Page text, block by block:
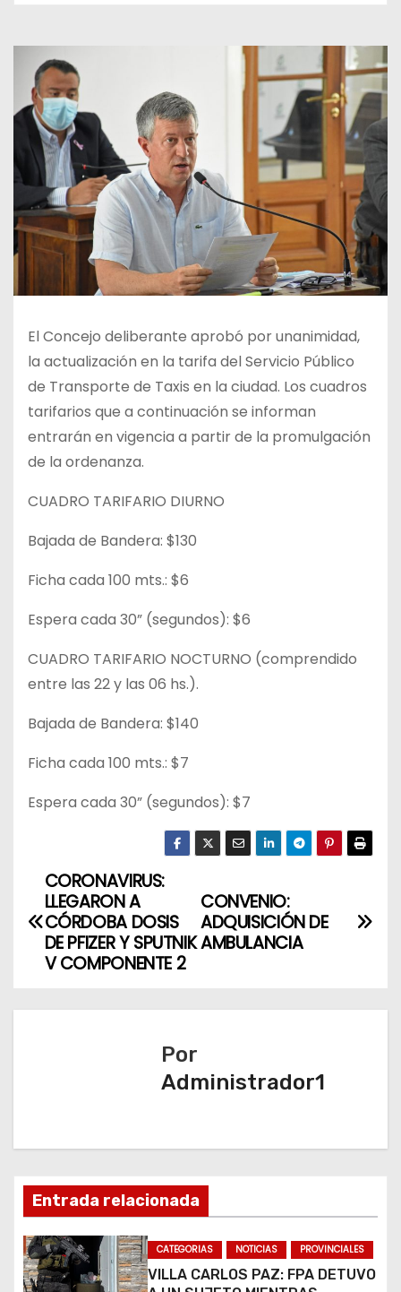
El Concejo deliberante aprobó por unanimidad,
la actualización en la tarifa del Servicio Público
de Transporte de Taxis en la ciudad. Los cuadros
tarifarios que a continuación se informan
entrarán en vigencia a partir de la promulgación
de la ordenanza.
CUADRO TARIFARIO DIURNO
Bajada de Bandera: $130
Ficha cada 100 mts.: $6
Espera cada 30” (segundos): $6
CUADRO TARIFARIO NOCTURNO (comprendido
entre las 22 y las 06 hs.).
Bajada de Bandera: $140
Ficha cada 100 mts.: $7
Espera cada 30” (segundos): $7
N
a
e
i
ó
n
d
CONVENIO:
ADQUISICIÓN DE
AMBULANCIA
CORONAVIRUS:
LLEGARON A
CÓRDOBA DOSIS
DE PFIZER Y SPUTNIK
V COMPONENTE 2
Por
Administrador1
Entrada relacionada
CATEGORIAS NOTICIAS PROVINCIALES
VILLA CARLOS PAZ: FPA DETUVO